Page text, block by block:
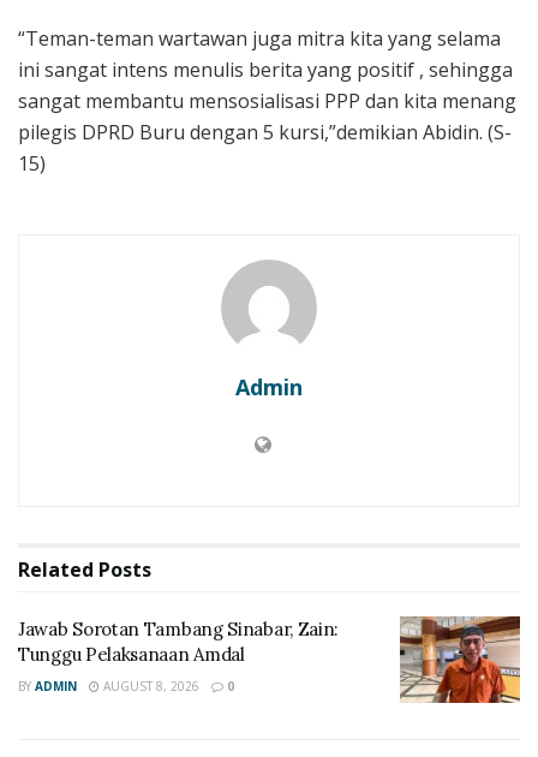
“Teman-teman wartawan juga mitra kita yang selama
ini sangat intens menulis berita yang positif , sehingga
sangat membantu mensosialisasi PPP dan kita menang
pilegis DPRD Buru dengan 5 kursi,”demikian Abidin. (S-
15)
Admin
Related Posts
Jawab Sorotan Tambang Sinabar, Zain:
Tunggu Pelaksanaan Amdal
BY ADMIN AUGUST 8, 2026 0